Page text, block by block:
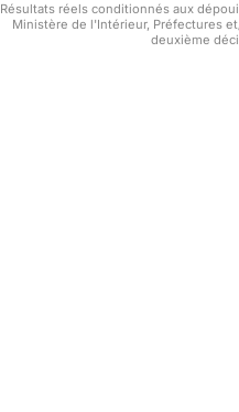
Résultats réels conditionnés aux
Ministère de l'Intérieur, Préfectures
deuxième